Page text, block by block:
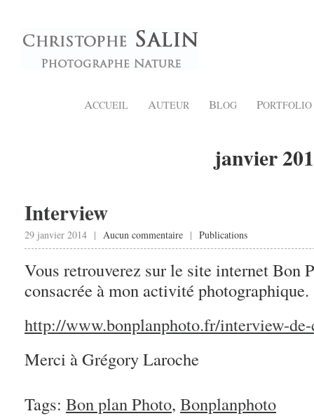
ACCUEIL AUTEUR BLOG PORTFOLIO
janvier
Interview
29 janvier 2014 | Aucun commentaire | Publications
Vous retrouverez sur le site internet Bon
consacrée à mon activité photographique.
http://www.bonplanphoto.fr/interview-
Merci à Grégory Laroche
Tags: Bon plan Photo, Bonplanphoto